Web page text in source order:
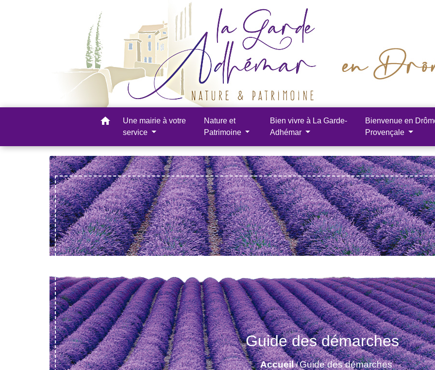
home
Une mairie à votre
service
Nature et
Patrimoine
Bien vivre à La Garde-
Adhémar
Bienvenue en
Provençale
Guide des démarches
Accueil/Guide des démarches